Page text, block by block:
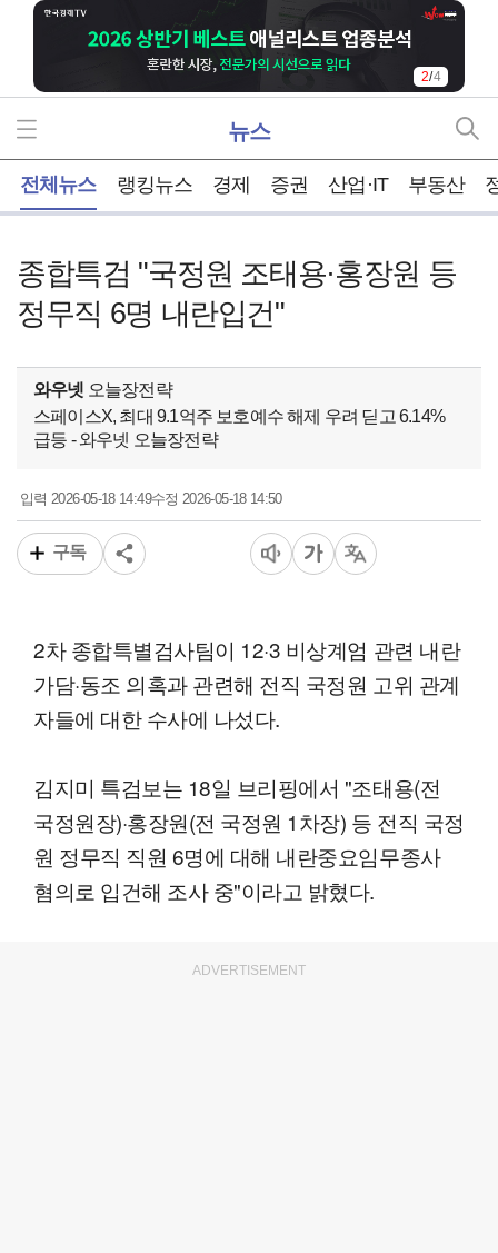
2/4
뉴스
전체뉴스 랭킹뉴스 경제 증권 산업·IT 부동산
종합특검 "국정원 조태용·홍장원 등
정무직 6명 내란입건"
와우넷 오늘장전략
스페이스X, 최대 9.1억주 보호예수 해제 우려 딛고 6.14%
급등 - 와우넷 오늘장전략
입력 2026-05-18 14:49수정 2026-05-18 14:50
구독
2차 종합특별검사팀이 12·3 비상계엄 관련 내란
가담·동조 의혹과 관련해 전직 국정원 고위 관계
자들에 대한 수사에 나섰다.
김지미 특검보는 18일 브리핑에서 "조태용(전
국정원장)·홍장원(전 국정원 1차장) 등 전직 국정
원 정무직 직원 6명에 대해 내란중요임무종사
혐의로 입건해 조사 중"이라고 밝혔다.
ADVERTISEMENT